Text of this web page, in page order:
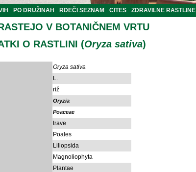
PO DRUŽINAH RDEČI SEZNAM CITES ZDRAVILNE RASTLINE
V BOTANIČNEM VRTU
O RASTLINI (Oryza sativa)
Oryza sativa
L.
riž
Oryzia
Poaceae
trave
Poales
Liliopsida
Magnoliophyta
Plantae